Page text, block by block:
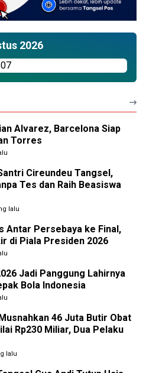
2026
Alvarez, Barcelona Siap
Torres
Cireundeu Tangsel,
Tes dan Raih Beasiswa
lalu
Antar Persebaya ke Final,
di Piala Presiden 2026
Jadi Panggung Lahirnya
Bola Indonesia
46 Juta Butir Obat
Rp230 Miliar, Dua Pelaku
lalu